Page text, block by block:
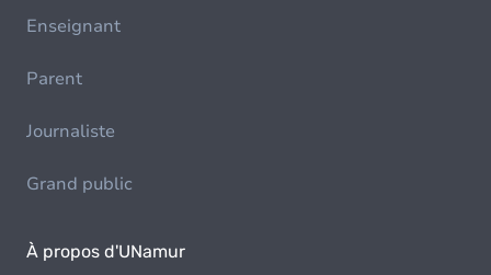
Enseignant
Parent
Journaliste
Grand public
À propos d'UNamur